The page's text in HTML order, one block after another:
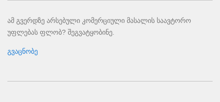
ამ გვერდზე არსებული კომერციული მასალის საავტორო
უფლებას ფლობ? შეგვატყობინე.
გვაცნობე